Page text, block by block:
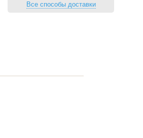
Все способы доставки